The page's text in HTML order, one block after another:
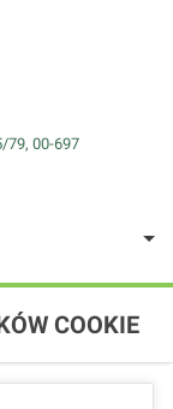
79, 00-697
COOKIE